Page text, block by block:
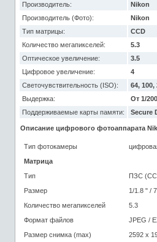
Производитель:
Nikon
Производитель (Фото):
Nikon
Тип матрицы:
CCD
Количество мегапикселей:
5.3
Оптическое увеличение:
3.5
Цифровое увеличение:
4
Светочувствительность (ISO):
64, 100,
Выдержка:
От 1/
Поддерживаемые карты памяти:
Secure
Описание цифрового фотоаппарата
Тип фотокамеры
Матрица
Тип
ПЗС
Размер
1/1.8 "/
Количество мегапикселей
5.3
Формат файлов
JPEG /
Размер снимка (max)
2592 x